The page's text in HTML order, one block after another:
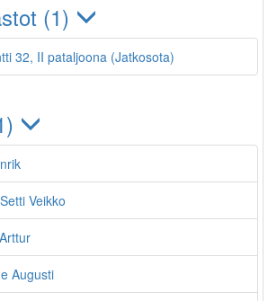
(1)
32, II pataljoona (Jatkosota)
Veikko
Augusti